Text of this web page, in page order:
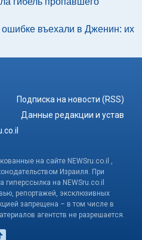
ошибке въехали в Дженин: их
Подписка на новости (RSS)
Данные редакции и устав
на сайте NEWSru.co.il ,
Израиля. При
гиперссылка на NEWSru.co.il
репортажей, эксклюзивных
запрещена – в том числе в
агентств не разрешается.